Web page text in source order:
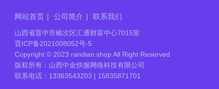
网站首页 | 公司简介 | 联系我们
山西省晋中市榆次区汇通财富中心7015室
晋ICP备2021008052号-5
Copyright © 2023 randian.shop All Right Reserved
版权所有：山西中金快服网络科技有限公司
联系电话：13363543203 | 15835871701